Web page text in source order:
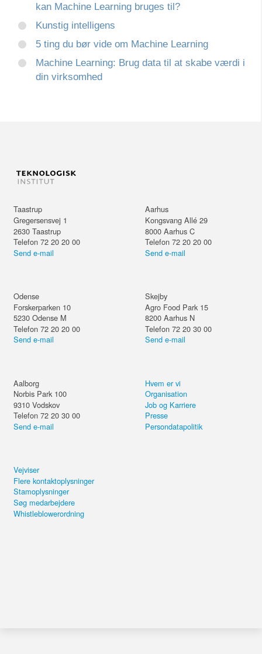
kan Machine Learning bruges til?
Kunstig intelligens
5 ting du bør vide om Machine Learning
Machine Learning: Brug data til at skabe værdi i
din virksomhed
Taastrup
Gregersensvej 1
2630 Taastrup
Telefon 72 20 20 00
Send e-mail
Aarhus
Kongsvang Allé 29
8000 Aarhus C
Telefon 72 20 20 00
Send e-mail
Odense
Forskerparken 10
5230 Odense M
Telefon 72 20 20 00
Send e-mail
Skejby
Agro Food Park 15
8200 Aarhus N
Telefon 72 20 30 00
Send e-mail
Aalborg
Norbis Park 100
9310 Vodskov
Telefon 72 20 30 00
Send e-mail
Hvem er vi
Organisation
Job og Karriere
Presse
Persondatapolitik
Vejviser
Flere kontaktoplysninger
Stamoplysninger
Søg medarbejdere
Whistleblowerordning